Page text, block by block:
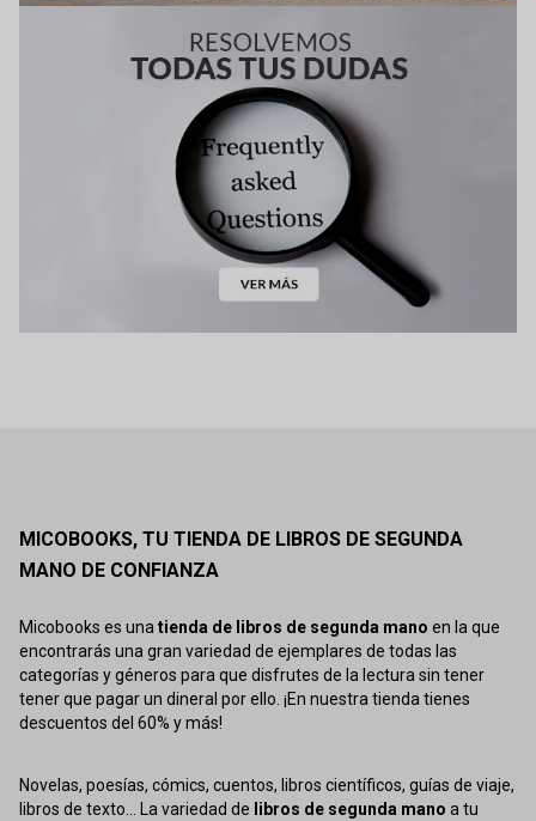
MICOBOOKS, TU TIENDA DE LIBROS DE SEGUNDA
MANO DE CONFIANZA
Micobooks es unatienda de libros de segunda mano en la que
encontrarás una gran variedad de ejemplares de todas las
categorías y géneros para que disfrutes de la lectura sin tener
tener que pagar un dineral por ello. ¡En nuestra tienda tienes
descuentos del 60% y más!
Novelas, poesías, cómics, cuentos, libros científicos, guías de viaje,
libros de texto... La variedad de libros de segunda mano a tu